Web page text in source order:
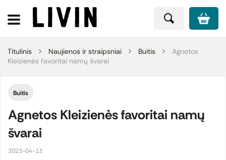
Titulinis Naujienos ir straipsniai Buitis
Agnetos
Kleizienės favoritai namų švarai
Buitis
Agnetos Kleizienės favoritai namų
švarai
2023-04-13